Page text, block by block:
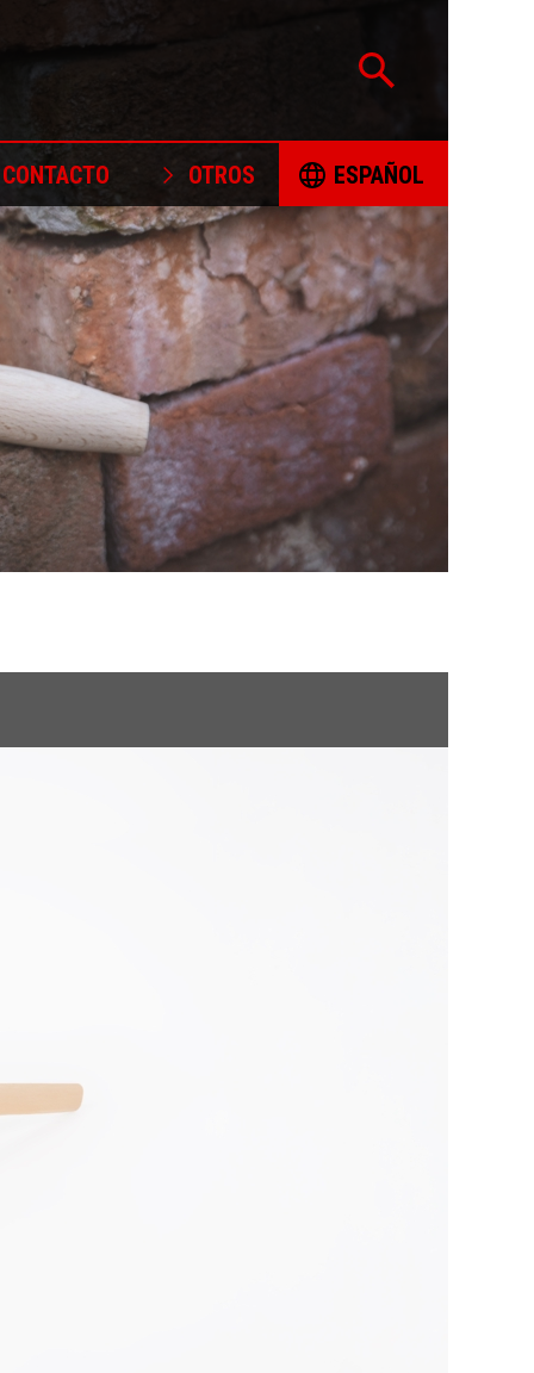
CONTACTO OTROS
CERTIFICACIÓN
PROYECTOS APOYADOS
POLÍTICA DE ABASTECIMIENTO
RESPONSABLE DE MINERALES
FORMULARIO DE RECLAMACIÓN
LIBROS PARA COLOREAR
AUTORIZACIÓN AMBIENTAL
ESPAÑOL
ČESKY
DEUTSCH
ENGLISH
ESPAÑOL
POLSKI